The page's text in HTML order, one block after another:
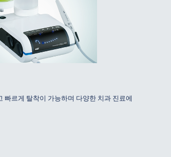
르게 탈착이 가능하며 다양한 치과 진료에